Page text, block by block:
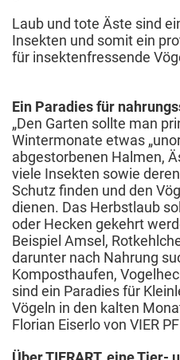
Laub und tote Äste sind
Insekten und somit ein
für insektenfressende
Ein Paradies für
„Den Garten sollte man
Wintermonate etwas
abgestorbenen Halmen,
viele Insekten sowie
Schutz finden und den
dienen. Das Herbstlaub
oder Hecken gekehrt
Beispiel Amsel,
darunter nach Nahrung
Komposthaufen,
sind ein Paradies für
Vögeln in den kalten
Florian Eiserlo von VIER